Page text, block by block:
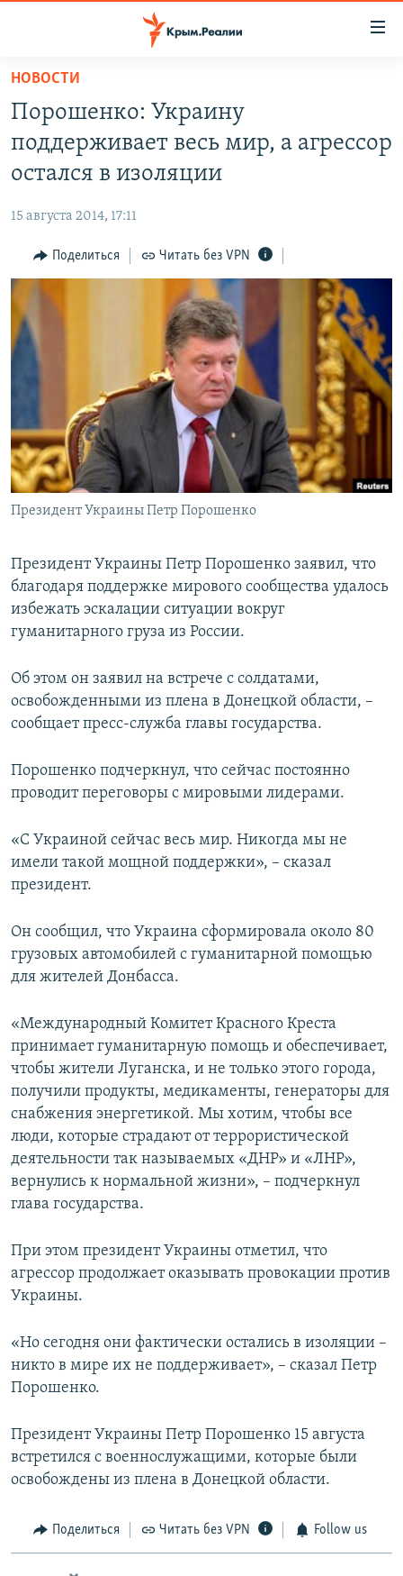
Вернуться
основному
содержанию
главной
навигации
Вернутся
поиску
СПЕЦПРОЕКТЫ
11 ЛЕТ ОККУПАЦИИ КРЫМА. 11 ИСТОРИЙ СОПРОТИВЛЕНИЯ
ЕЩЕ
ИНТЕРАКТИВ
ИНФОГРАФИКА
ТЕЛЕПРОЕКТ КРЫМ.РЕАЛИИ
СОВЕТЫ ПРАВОЗАЩИТНИКОВ
ПРОПАВШИЕ БЕЗ ВЕСТИ
ПОБЕДИТЕЛЕЙ НЕ СУДЯТ?
КРЫМ.НЕПОКОРЕННЫЙ
ELIFBE
УКРАИНСКАЯ ПРОБЛЕМА КРЫМА
РАДІО СВОБОДА
КАК ОБОЙТИ БЛОКИРОВКУ
Українською
ПРИСОЕДИНЯЙТЕСЬ!
НОВОСТИ
Порошенко: Украину
поддерживает весь мир, а агрессор
остался в изоляции
15 августа 2014, 17:11
Поделиться Читать без VPN
Президент Украины Петр Порошенко
Президент Украины Петр Порошенко заявил, что
благодаря поддержке мирового сообщества удалось
избежать эскалации ситуации вокруг
гуманитарного груза из России.
Об этом он заявил на встрече с солдатами,
освобожденными из плена в Донецкой области, –
сообщает пресс-служба главы государства.
Порошенко подчеркнул, что сейчас постоянно
проводит переговоры с мировыми лидерами.
«С Украиной сейчас весь мир. Никогда мы не
имели такой мощной поддержки», – сказал
президент.
Он сообщил, что Украина сформировала около 80
грузовых автомобилей с гуманитарной помощью
для жителей Донбасса.
«Международный Комитет Красного Креста
принимает гуманитарную помощь и обеспечивает,
чтобы жители Луганска, и не только этого города,
получили продукты, медикаменты, генераторы для
снабжения энергетикой. Мы хотим, чтобы все
люди, которые страдают от террористической
деятельности так называемых «ДНР» и «ЛНР»,
вернулись к нормальной жизни», – подчеркнул
глава государства.
При этом президент Украины отметил, что
агрессор продолжает оказывать провокации против
Украины.
«Но сегодня они фактически остались в изоляции –
никто в мире их не поддерживает», – сказал Петр
Порошенко.
Президент Украины Петр Порошенко 15 августа
встретился с военнослужащими, которые были
освобождены из плена в Донецкой области.
Поделиться Читать без VPN Follow us